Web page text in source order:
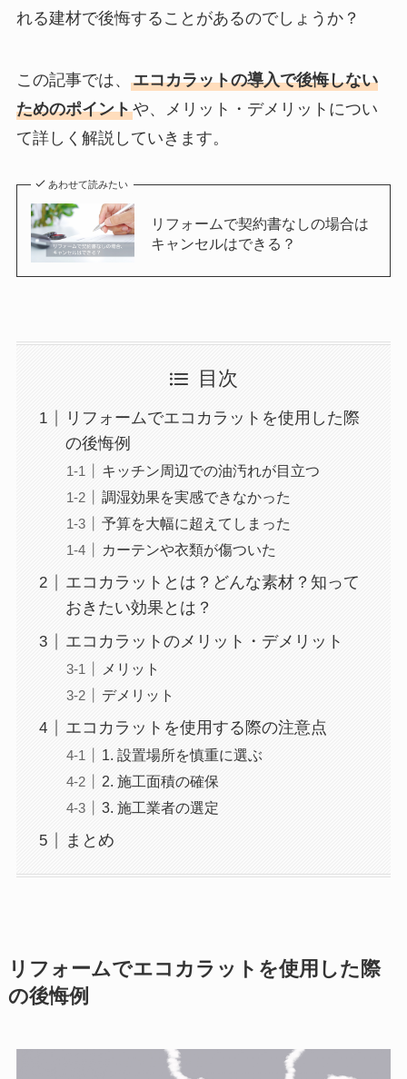
れる建材で後悔することがあるのでしょうか？
この記事では、 エコカラットの導入で後悔しない
ためのポイントや、メリット・デメリットについ
て詳しく解説していきます。
あわせて読みたい
リフォームで契約書なしの場合は
キャンセルはできる？
目次
リフォームでエコカラットを使用した際
の後悔例
キッチン周辺での油汚れが目立つ
調湿効果を実感できなかった
予算を大幅に超えてしまった
カーテンや衣類が傷ついた
エコカラットとは？どんな素材？知って
おきたい効果とは？
エコカラットのメリット・デメリット
メリット
デメリット
エコカラットを使用する際の注意点
1. 設置場所を慎重に選ぶ
2. 施工面積の確保
3. 施工業者の選定
まとめ
リフォームでエコカラットを使用した際
の後悔例